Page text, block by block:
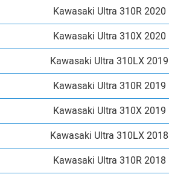
Kawasaki Ultra 310R 2020
Kawasaki Ultra 310X 2020
Kawasaki Ultra 310LX 2019
Kawasaki Ultra 310R 2019
Kawasaki Ultra 310X 2019
Kawasaki Ultra 310LX 2018
Kawasaki Ultra 310R 2018